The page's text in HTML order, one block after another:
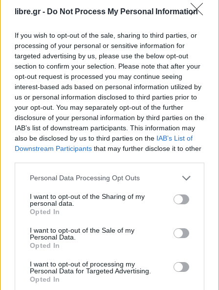
libre.gr - Do Not Process My Personal Information
If you wish to opt-out of the sale, sharing to third parties, or
processing of your personal or sensitive information for
targeted advertising by us, please use the below opt-out
section to confirm your selection. Please note that after your
opt-out request is processed you may continue seeing
interest-based ads based on personal information utilized by
us or personal information disclosed to third parties prior to
your opt-out. You may separately opt-out of the further
disclosure of your personal information by third parties on the
IAB’s list of downstream participants. This information may
also be disclosed by us to third parties on the IAB’s List of
Downstream Participants that may further disclose it to other
Personal Data Processing Opt Outs
I want to opt-out of the Sharing of my
personal data.
Opted In
I want to opt-out of the Sale of my
Personal Data.
Opted In
I want to opt-out of processing my
Personal Data for Targeted Advertising.
Opted In
κατηγορώντας την Κυπριακή Δημοκρατία ότι
«εκμεταλλεύεται και σφετερίζεται τα δικαιώματα
και τα συμφέροντα του τουρκοκυπριακού λαού».
Η Άγκυρα χαρακτηρίζει τησυμφωνία Κύπρου –
Αιγύπτου, που υπογράφηκε στο περιθώριο του
συνεδρίου«EGYPES 2026»στο Κάιρο, ως«άκυρη
και ανυπόστατη»για την τουρκοκυπριακή πλευρά
και κάνει λόγο για «ακόμη μία μονομερή
προσπάθεια δημιουργίας τετελεσμένων». Στην
επιστολή γίνεται επίσης επίκληση προηγούμενων
εκθέσεων του ΟΗΕ, με αναφορά στην έκθεση του
Γενικού Γραμματέα της 5ης Ιουλίου 2024, όπου
γινόταν λόγος για ανάγκη οι δύο πλευρές να
ωφεληθούν από κοινού από τους φυσικούς
πόρους». Παράλληλα, η Τουρκία επικαλείται και
έκθεση του 2012 που ανέφερε ότι ο
«πλούτος από
φυσικούς πόρους ανήκει σε όλους τους
Κυπρίους»
Η τουρκική πλευρά επιμένει ότι το ψευδοκράτος